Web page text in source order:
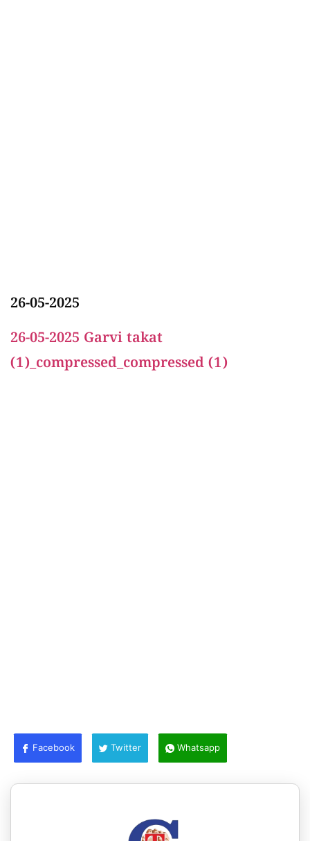
26-05-2025
26-05-2025 Garvi takat
(1)_compressed_compressed (1)
Facebook Twitter Whatsapp